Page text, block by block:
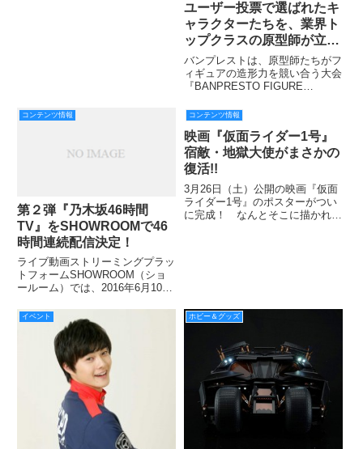
ユーザー投票で選ばれたキ
ャラクターたちを、業界ト
ップクラスの原型師が立体
化 『BANPRESTO
FIGURE COLOSSEUM』
バンプレストは、原型師たちがフ
ィギュアの造形力を競い合う大会
『BANPRESTO FIGURE
フィギュアコロシアム）』におい
て、『ドラゴンボール超』を題材
にした『造形天下一武道会6』
と、『ワンピース』を
コンテンツ情報
第２弾『乃木坂46時間
TV』をSHOWROOMで46
時間連続配信決定！
ライブ動画ストリーミングプラッ
トフォームSHOWROOM（ショ
ールーム）では、2016年6月10日
で、「乃木坂46時間TV」を46時
間連続で配信する。
コンテンツ情報
映画『仮面ライダー1号』
宿敵・地獄大使がまさかの
復活!!
3月26日（土）公開の映画『仮面
ライダー1号』のポスターがつい
に完成！ なんとそこに描かれて
イベント ホビー＆グッズ